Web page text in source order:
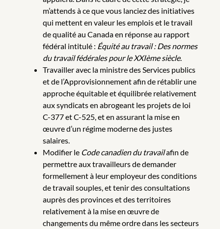
m’attends à ce que vous lanciez des initiatives
qui mettent en valeur les emplois et le travail
de qualité au Canada en réponse au rapport
fédéral intitulé : Équité au travail : Des normes
du travail fédérales pour le XXIème siècle.
Travailler avec la ministre des Services publics
et de l’Approvisionnement afin de rétablir une
approche équitable et équilibrée relativement
aux syndicats en abrogeant les projets de loi
C-377 et C-525, et en assurant la mise en
œuvre d’un régime moderne des justes
salaires.
Modifier le Code canadien du travailafin de
permettre aux travailleurs de demander
formellement à leur employeur des conditions
de travail souples, et tenir des consultations
auprès des provinces et des territoires
relativement à la mise en œuvre de
changements du même ordre dans les secteurs